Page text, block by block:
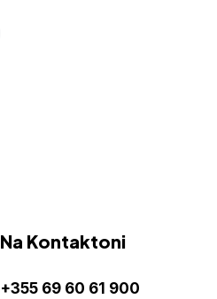
Na Kontaktoni
+355 69 60 61 900